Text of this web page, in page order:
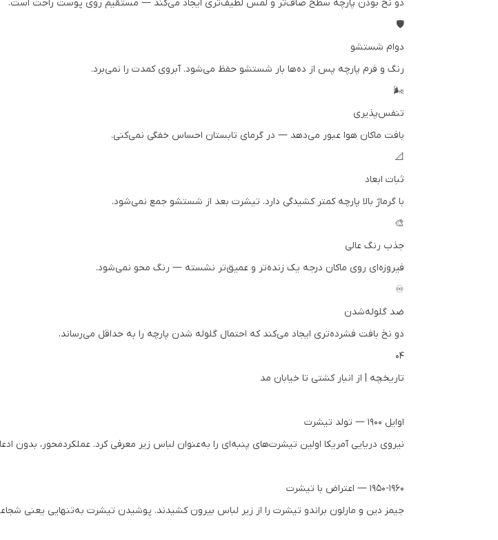
دو نخ بودن پارچه سطح صاف‌تر و لمس لطیف‌تری ایجاد می‌کند — مستقیم روی پوست راحت است.
🛡️
دوام شستشو
رنگ و فرم پارچه پس از ده‌ها بار شستشو حفظ می‌شود. آبروی کمدت را نمی‌برد.
🌬️
تنفس‌پذیری
بافت ماکان هوا عبور می‌دهد — در گرمای تابستان احساس خفگی نمی‌کنی.
📐
ثبات ابعاد
با گرماژ بالا پارچه کمتر کشیدگی دارد. تیشرت بعد از شستشو جمع نمی‌شود.
🎨
جذب رنگ عالی
فیروزه‌ای روی ماکان درجه یک زنده‌تر و عمیق‌تر نشسته — رنگ محو نمی‌شود.
♾️
ضد گلوله‌شدن
دو نخ بافت فشرده‌تری ایجاد می‌کند که احتمال گلوله شدن پارچه را به حداقل می‌رساند.
۰۴
تاریخچه | از انبار کشتی تا خیابان مد
اوایل ۱۹۰۰ — تولد تیشرت
نیروی دریایی آمریکا اولین تیشرت‌های پنبه‌ای را به‌عنوان لباس زیر معرفی کرد. عملکردمحور، بدون
۱۹۵۰-۱۹۶۰ — اعتراض با تیشرت
جیمز دین و مارلون براندو تیشرت را از زیر لباس بیرون کشیدند. پوشیدن تیشرت به‌تنهایی یعنی